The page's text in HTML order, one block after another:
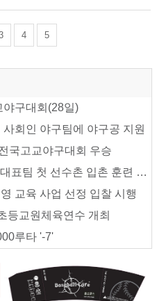
4 5
구대회(28일)
회인 야구팀에 야구공 지원
국고교야구대회 우승
팀 첫 선수촌 입촌 훈련 지원
교육 사업 선정 입찰 시행
등교원체육연수 개최
루타 '-7'